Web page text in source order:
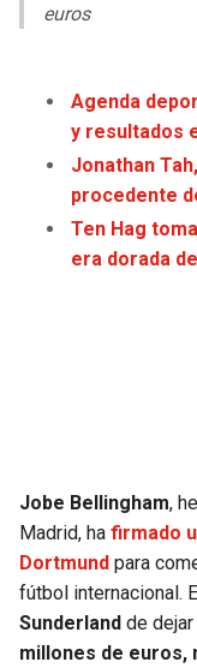
LIGA DE EXPANSIÓN MX
UEFA EUROPA LEAGUE
COPA LIBERTADORES
COPA SUDAMERICANA
CHARGERS
COLTS
JAGUARS
TITANS
MAGIC
WIZARDS
WARRIORS
euros
Agenda
y resultados
Jonathan
procedente
Ten Hag
era dorada
Jobe Bellingham,
Madrid, ha firmado
Dortmund para
fútbol internacional.
Sunderland de
millones de euros,